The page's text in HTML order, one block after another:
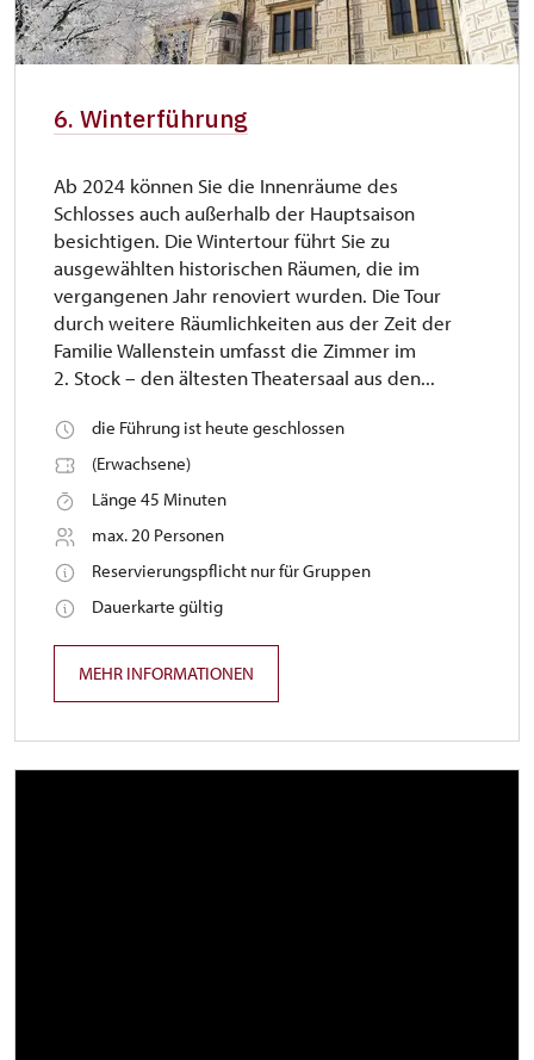
6. Winterführung
Ab 2024 können Sie die Innenräume des
Schlosses auch außerhalb der Hauptsaison
besichtigen. Die Wintertour führt Sie zu
ausgewählten historischen Räumen, die im
vergangenen Jahr renoviert wurden. Die Tour
durch weitere Räumlichkeiten aus der Zeit der
Familie Wallenstein umfasst die Zimmer im
2. Stock – den ältesten Theatersaal aus den...
die Führung ist heute geschlossen
(Erwachsene)
Länge 45 Minuten
max. 20 Personen
Reservierungspflicht nur für Gruppen
Dauerkarte gültig
MEHR INFORMATIONEN